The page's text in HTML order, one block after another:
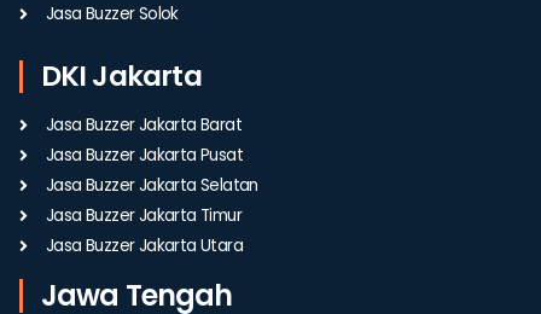
Jasa Buzzer Solok
DKI Jakarta
Jasa Buzzer Jakarta Barat
Jasa Buzzer Jakarta Pusat
Jasa Buzzer Jakarta Selatan
Jasa Buzzer Jakarta Timur
Jasa Buzzer Jakarta Utara
Jawa Tengah